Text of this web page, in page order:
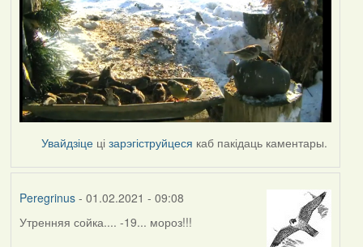
Увайдзіце цізарэгіструйцеся каб пакідаць каментары.
Peregrinus- 01.02.2021 - 09:08
Утренняя сойка.... -19... мороз!!!